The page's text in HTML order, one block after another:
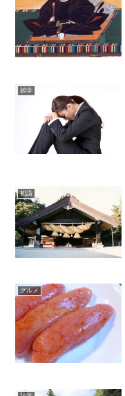
雑学
初詣
グルメ